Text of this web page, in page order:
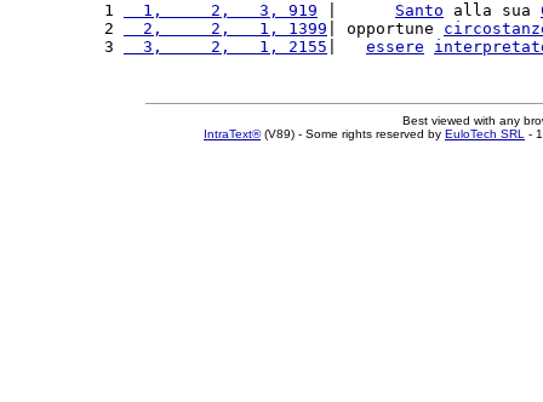
1
  1,     2,   3, 919
Santo alla sua
2
  2,     2,   1, 1399
| opportune
3
  3,     2,   1, 2155
essere
Best viewed with any
IntraText®(V89) - Some rights reserved by EuloTech SRL -